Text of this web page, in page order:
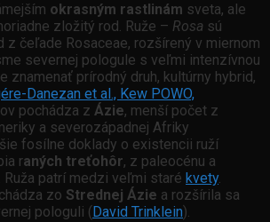
okrasným rastlinám sveta, ale
zložitý rod. Ruže – Rosa sú
z čeľade Rosaceae, rozšírený v miernom
severnej pologule s veľmi intenzívnou
znamenať prírodný druh, kultúrny hybrid,
Danezan et al., Kew POWO,
pochádza z Ázie, menší počet z
a severozápadnej Afriky
fosílne doklady o existencii ruží
raných treťohôr, z paleocénu a
Ruža patrí medzi veľmi staré kvety.
zo Strednej Ázie a rozšírila sa
pologuli ( David Trinklein).